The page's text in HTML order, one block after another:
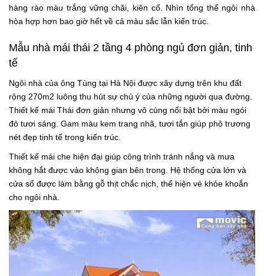
hàng rào màu trắng vững chãi, kiên cố. Nhìn tổng thể ngôi nhà
hòa hợp hơn bao giờ hết về cả màu sắc lẫn kiến trúc.
Mẫu nhà mái thái 2 tầng 4 phòng ngủ đơn giản, tinh
tế
Ngôi nhà của ông Tùng tại Hà Nội được xây dựng trên khu đất
rộng 270m2 luông thu hút sự chú ý của những người qua đường.
Thiết kế mái Thái đơn giản nhưng vô cùng nổi bật bởi màu ngói
đỏ tươi sáng. Gam màu kem trang nhã, tươi tắn giúp phô trương
nét đẹp tinh tế trong kiến trúc.
Thiết kế mái che hiện đại giúp công trình tránh nắng và mưa
không hắt được vào không gian bên trong. Hệ thống cửa lớn và
cửa sổ được làm bằng gỗ thịt chắc nịch, thể hiện vẻ khỏe khoắn
cho ngôi nhà.